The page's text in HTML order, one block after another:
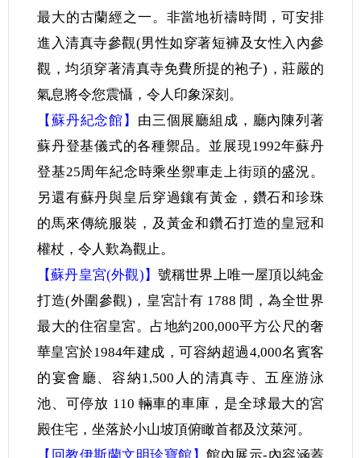
最大的古蘭經之一。非當地祈禱時間，可安排
進入清真寺參觀(男性如穿著短褲及女性入內參
觀，均須穿著清真寺免費所提的袍子)，莊嚴的
氣息將令您震懾，令人印象深刻。
【蘇丹紀念館】 由三個展廳組成，廳內陳列著
蘇丹登基儀式的各種禦品。並展現1992年蘇丹
登基25周年紀念時乘坐禦車走上街頭的盛況。
另還有蘇丹與皇后穿過鑲有黃金，鑽石和珍珠
的馬來傳統服裝，及黃金和鑽石打造的皇冠和
權杖，令人歎為觀止。
【蘇丹皇宮(外觀)】 號稱世界上唯一屋頂以純金
打造(外圍參觀)，皇宮計有 1788 間，為全世界
最大的住宿皇宮。占地約200,000平方公尺的奢
華皇宮於1984年建成，可容納超過4,000名賓客
的宴會廳、容納1,500人的清真寺、五座游泳
池、可停放 110 輛車的車庫，是全球最大的宮
殿住宅，坐落於小山坡頂俯瞰首都及汶萊河。